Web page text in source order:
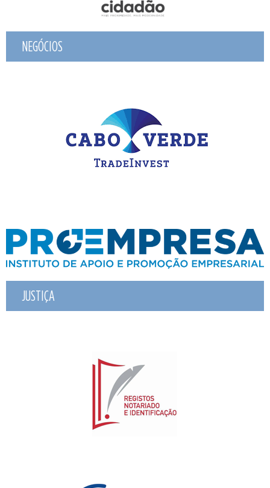
NEGÓCIOS
JUSTIÇA